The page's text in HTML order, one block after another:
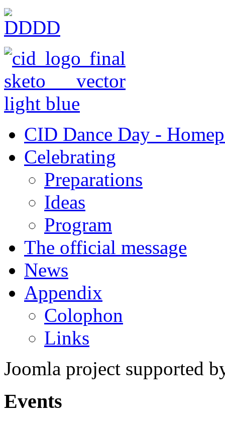
CID Dance Day -
Celebrating
Preparations
Ideas
Program
The official message
News
Appendix
Colophon
Links
Joomla project supported
Events